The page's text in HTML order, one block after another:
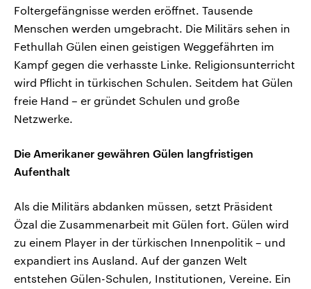
Foltergefängnisse werden eröffnet. Tausende
Menschen werden umgebracht. Die Militärs sehen in
Fethullah Gülen einen geistigen Weggefährten im
Kampf gegen die verhasste Linke. Religionsunterricht
wird Pflicht in türkischen Schulen. Seitdem hat Gülen
freie Hand – er gründet Schulen und große
Netzwerke.
Die Amerikaner gewähren Gülen langfristigen
Aufenthalt
Als die Militärs abdanken müssen, setzt Präsident
Özal die Zusammenarbeit mit Gülen fort. Gülen wird
zu einem Player in der türkischen Innenpolitik – und
expandiert ins Ausland. Auf der ganzen Welt
entstehen Gülen-Schulen, Institutionen, Vereine. Ein